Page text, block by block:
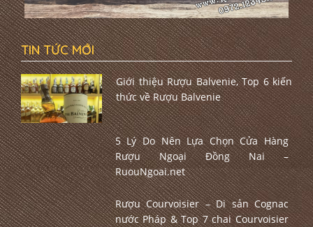
TIN TỨC MỚI
Giới thiệu Rượu Balvenie, Top 6 kiến
thức về Rượu Balvenie
5 Lý Do Nên Lựa Chọn Cửa Hàng
Rượu Ngoại Đồng Nai –
RuouNgoai.net
Rượu Courvoisier – Di sản Cognac
nước Pháp & Top 7 chai Courvoisier